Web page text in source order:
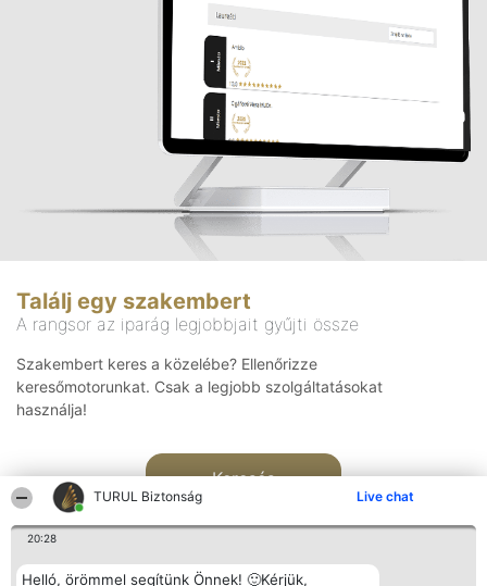
TURUL Biztonság Live chat
20:28
Helló, örömmel segítünk Önnek! 🙂Kérjük,
Találj egy szakembert
A rangsor az iparág legjobbjait gyűjti össze
Szakembert keres a közelébe? Ellenőrizze
keresőmotorunkat. Csak a legjobb szolgáltatásokat
használja!
Keresés